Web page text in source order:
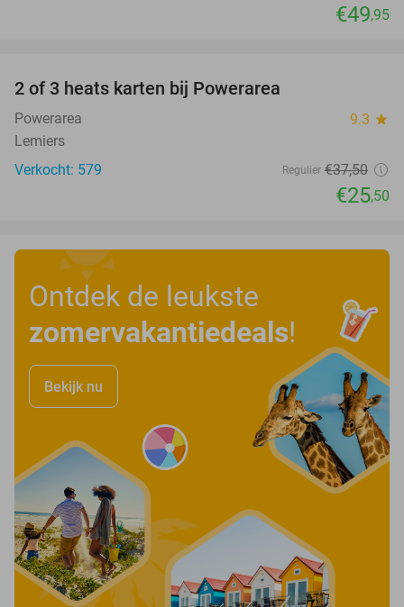
€49,95
2 of 3 heats karten bij Powerarea
Powerarea 9.3 star
Lemiers
Verkocht: 579
Regulier €37,50
€25,50
Ontdek de leukste
zomervakantiedeals!
Bekijk nu